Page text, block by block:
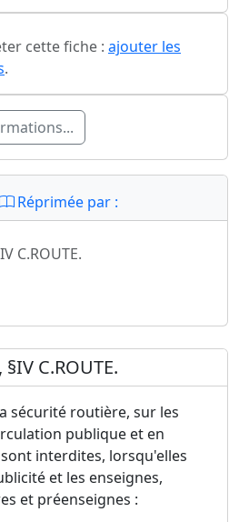
cette fiche : ajouter les
.
Réprimée par :
C.ROUTE.
§IV C.ROUTE.
sécurité routière, sur les
publique et en
interdites, lorsqu'elles
et les enseignes,
et préenseignes :